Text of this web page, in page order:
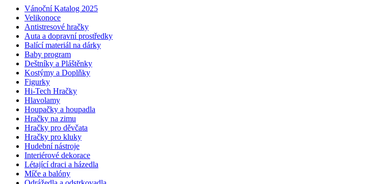
Vánoční Katalog 2025
Velikonoce
Antistresové hračky
Auta a dopravní prostředky
Balící materiál na dárky
Baby program
Deštníky a Pláštěnky
Kostýmy a Doplňky
Figurky
Hi-Tech Hračky
Hlavolamy
Houpačky a houpadla
Hračky na zimu
Hračky pro děvčata
Hračky pro kluky
Hudební nástroje
Interiérové dekorace
Létající draci a házedla
Míče a balóny